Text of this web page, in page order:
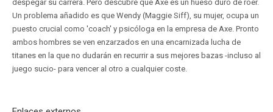
despegar su carrera. Pero descubre que Axe es un hueso duro de roer.
Un problema añadido es que Wendy (Maggie Siff), su mujer, ocupa un
puesto crucial como 'coach' y psicóloga en la empresa de Axe. Pronto
ambos hombres se ven enzarzados en una encarnizada lucha de
titanes en la que no dudarán en recurrir a sus mejores bazas -incluso al
juego sucio- para vencer al otro a cualquier coste.